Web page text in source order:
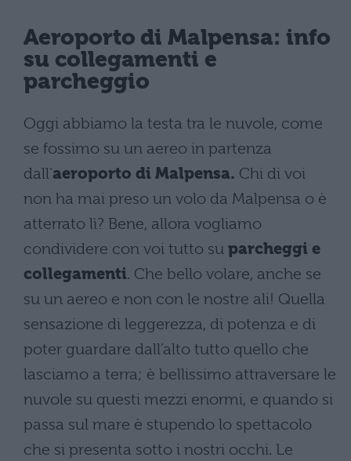
Aeroporto di Malpensa: info
su collegamenti e
parcheggio
Oggi abbiamo la testa tra le nuvole, come
se fossimo su un aereo in partenza
dall’aeroporto di Malpensa. Chi di voi
non ha mai preso un volo da Malpensa o è
atterrato lì? Bene, allora vogliamo
condividere con voi tutto su parcheggi e
collegamenti. Che bello volare, anche se
su un aereo e non con le nostre ali! Quella
sensazione di leggerezza, di potenza e di
poter guardare dall’alto tutto quello che
lasciamo a terra; è bellissimo attraversare le
nuvole su questi mezzi enormi, e quando si
passa sul mare è stupendo lo spettacolo
che si presenta sotto i nostri occhi. Le